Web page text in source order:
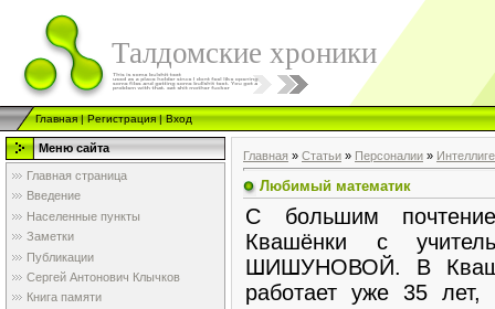
Талдомские хроники
Главная|Регистрация|Вход
Меню сайта
Главная страница
Введение
Населенные пункты
Заметки
Публикации
Сергей Антонович Клычков
Книга памяти
Главная » Статьи » Персоналии »
Любимый математик
С большим
Квашёнки с
ШИШУНОВОЙ. В
работает уже 35